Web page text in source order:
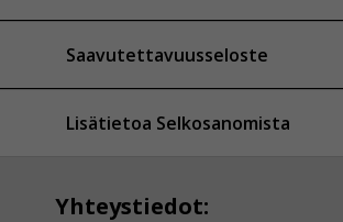
Saavutettavuusseloste
Lisätietoa Selkosanomista
Yhteystiedot: